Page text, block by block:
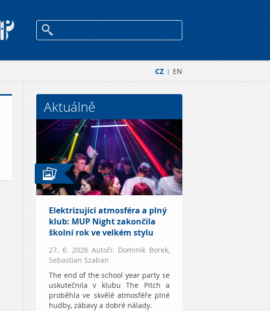
CZ | EN
Aktuálně
Elektrizující atmosféra a plný
klub: MUP Night zakončila
školní rok ve velkém stylu
27. 6. 2026 Autoři: Dominik Borek,
Sebastian Szaban
The end of the school year party se
uskutečnila v klubu The Pitch a
proběhla ve skvělé atmosféře plné
hudby, zábavy a dobré nálady.